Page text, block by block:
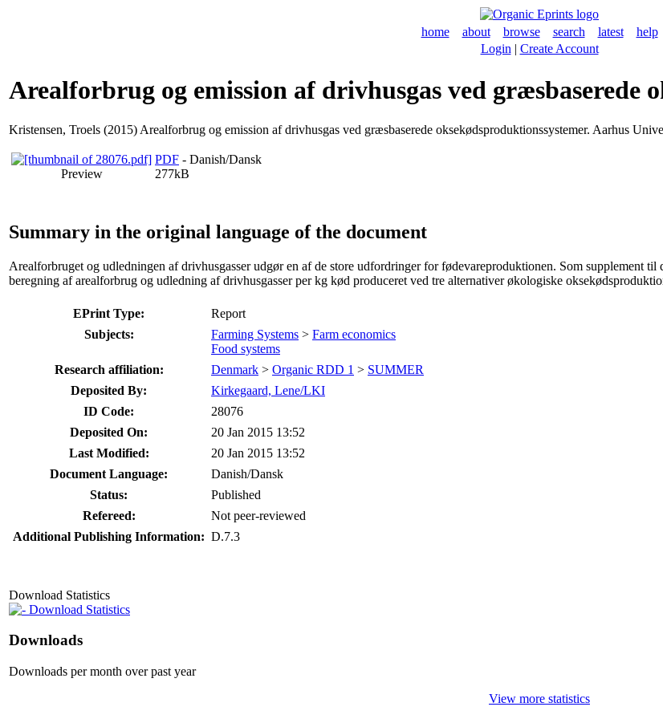
home about browse search latest
help
Login | Create Account
Arealforbrug og emission af drivhusgas ved græsbaserede
Kristensen, Troels (2015) Arealforbrug og emission af drivhusgas ved græsbaserede oksekødsproduktionssystemer. Aarhus
Preview
PDF - Danish/Dansk
277kB
Summary in the original language of the document
Arealforbruget og udledningen af drivhusgasser udgør en af de store udfordringer for fødevareproduktionen. Som supplement
beregning af arealforbrug og udledning af drivhusgasser per kg kød produceret ved tre alternativer økologiske
EPrint Type:
Report
Subjects:
Farming Systems > Farm economics
Food systems
Research affiliation:
Denmark > Organic RDD 1 > SUMMER
Deposited By:
Kirkegaard, Lene/LKI
ID Code:
28076
Deposited On:
20 Jan 2015 13:52
Last Modified:
20 Jan 2015 13:52
Document Language:
Danish/Dansk
Status:
Published
Refereed:
Not peer-reviewed
Additional Publishing Information: D.7.3
Download Statistics
Download Statistics
Downloads
Downloads per month over past year
View more statistics